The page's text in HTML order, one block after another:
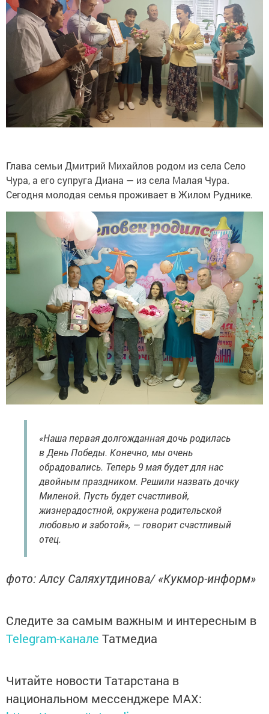
Глава семьи Дмитрий Михайлов родом из села Село
Чура, а его супруга Диана — из села Малая Чура.
Сегодня молодая семья проживает в Жилом Руднике.
«Наша первая долгожданная дочь родилась
в День Победы. Конечно, мы очень
обрадовались. Теперь 9 мая будет для нас
двойным праздником. Решили назвать дочку
Миленой. Пусть будет счастливой,
жизнерадостной, окружена родительской
любовью и заботой», — говорит счастливый
отец.
фото: Алсу Саляхутдинова/ «Кукмор-информ»
Следите за самым важным и интересным в
Telegram-канале Татмедиа
Читайте новости Татарстана в
национальном мессенджере MАХ: